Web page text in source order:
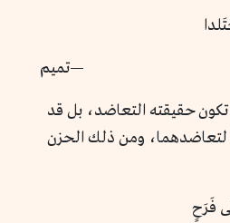
—تميم
تكون حقيقته التعاضد، بل قد
لتعاضدهما، ومن ذلك الحزن
فَرَحٍ